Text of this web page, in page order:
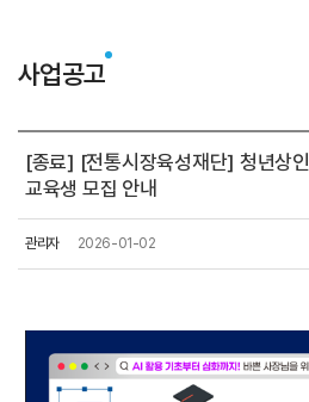
사업공고
[종료] [전통시장육성재단] 청년상
교육생 모집 안내
관리자 2026-01-02